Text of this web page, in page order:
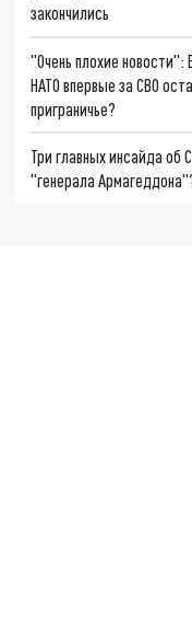
закончились
"Очень плохие
НАТО впервые за СВО
приграничье?
Три главных инсайда об
"генерала